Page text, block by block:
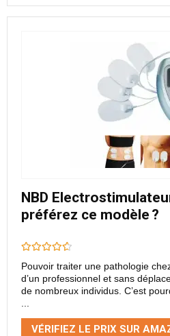
NBD
préférez ce modèle ?
Pouvoir traiter une pathologie
d’un professionnel et sans
de nombreux individus. C’est
VÉRIFIEZ LE PRIX SUR